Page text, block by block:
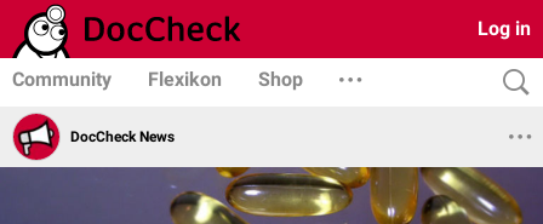
Log in
Community Flexikon Shop
DocCheck News